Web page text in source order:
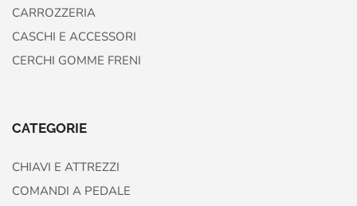
CARROZZERIA
CASCHI E ACCESSORI
CERCHI GOMME FRENI
CATEGORIE
CHIAVI E ATTREZZI
COMANDI A PEDALE